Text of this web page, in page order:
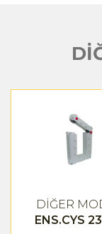
DİĞER
ENS.CYS